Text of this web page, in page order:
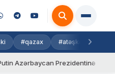
#qazax #atəşkəs
Prezidentinə zəng edib